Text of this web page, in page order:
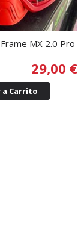
MX 2.0 Pro
29,00 €
a Carrito